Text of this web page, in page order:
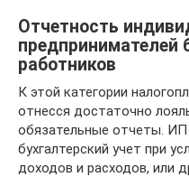
Отчетность
предпринимателей
работников
К этой категории
отнесся достаточно
обязательные отчеты. ИП
бухгалтерский учет при
доходов и расходов, или